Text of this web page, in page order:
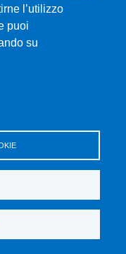
l’utilizzo
puoi
su